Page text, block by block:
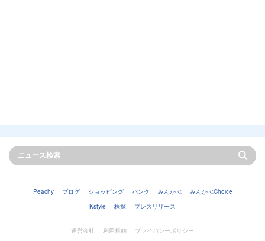
Peachy ブログ ショッピング バンク みんかぶ
みんかぶChoice
Kstyle
株探 プレスリリース
運営会社 利用規約
プライバシーポリシー